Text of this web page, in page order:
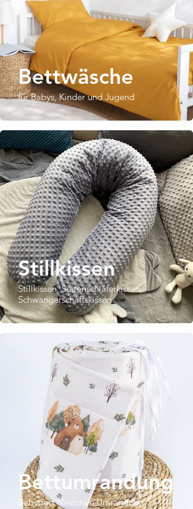
Bettwäsche
für Babys, Kinder und Jugend
Stillkissen
Stillkissen, Seitenschläferkissen,
Schwangerschaftskissen
Bettumrandung
Babybett Nestchen Umrandung